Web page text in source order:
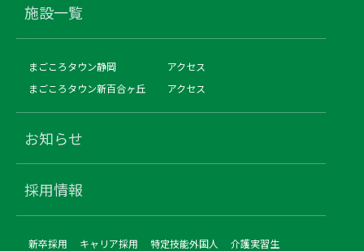
施設一覧
まごころタウン静岡
アクセス
まごころタウン新百合ヶ丘
アクセス
お知らせ
採用情報
新卒採用 キャリア採用 特定技能外国人 介護実習生